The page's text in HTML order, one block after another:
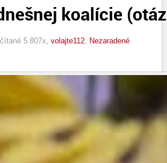
koalície
5 807x, volajte112 Nezaradené